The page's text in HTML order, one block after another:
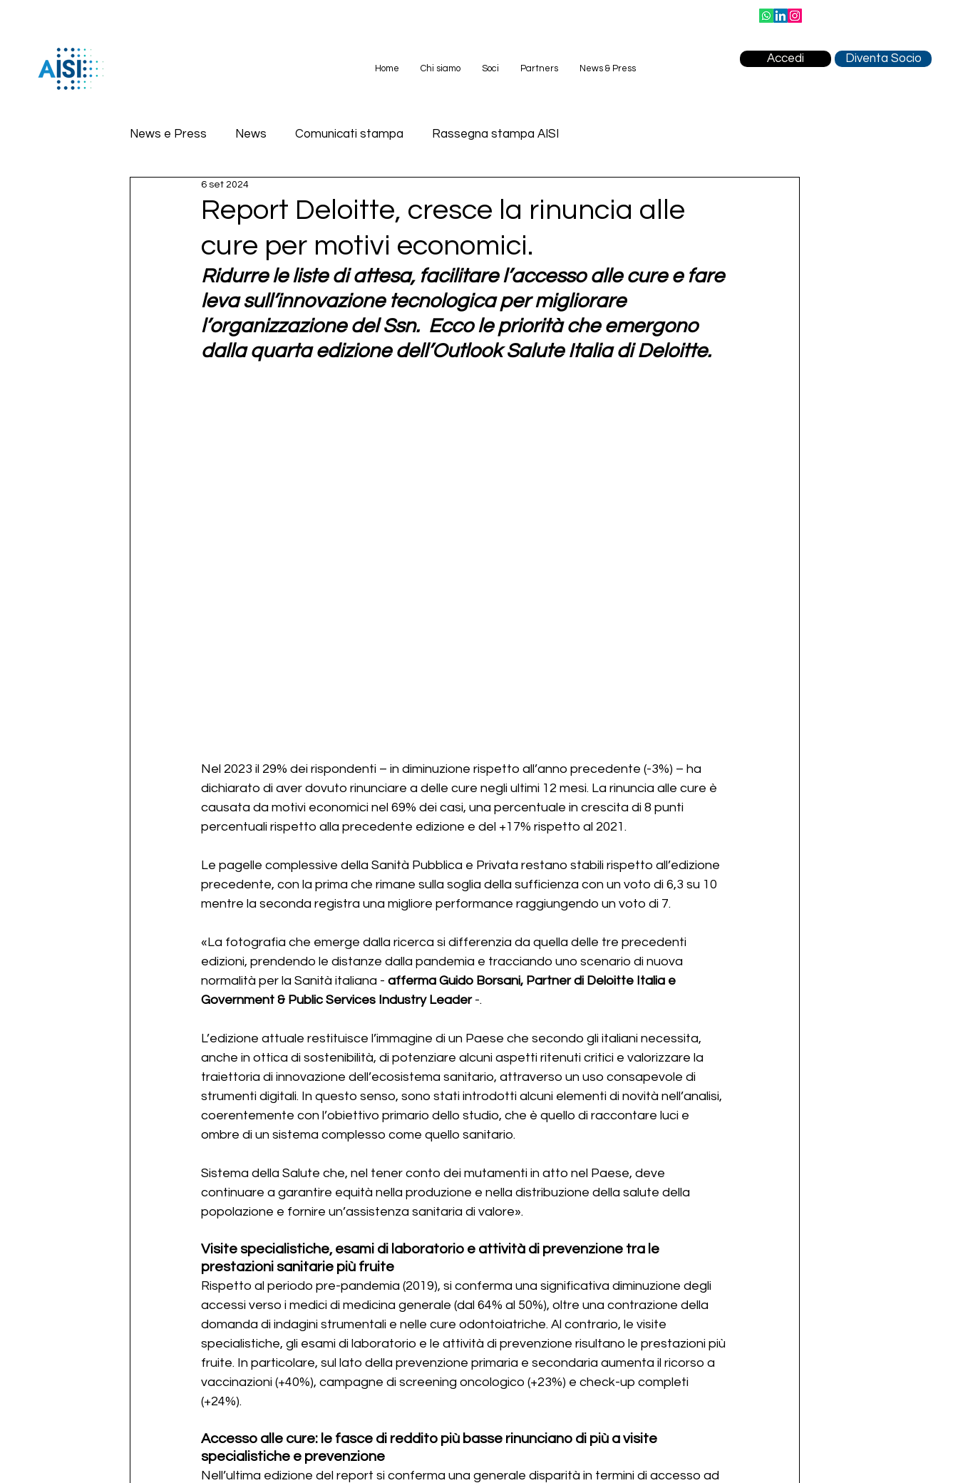
Home Chi siamo Soci Partners News & Press
Accedi Diventa Socio
News e Press News Comunicati stampa Rassegna stampa AISI
Report Deloitte, cresce la rinuncia alle
cure per motivi economici.
6 set 2024
Ridurre le liste di attesa, facilitare l’accesso alle cure e fare
leva sull’innovazione tecnologica per migliorare
l’organizzazione del Ssn.  Ecco le priorità che emergono
dalla quarta edizione dell’Outlook Salute Italia di Deloitte.
Nel 2023 il 29% dei rispondenti – in diminuzione rispetto all’anno precedente (-3%) – ha
dichiarato di aver dovuto rinunciare a delle cure negli ultimi 12 mesi. La rinuncia alle cure è
causata da motivi economici nel 69% dei casi, una percentuale in crescita di 8 punti
percentuali rispetto alla precedente edizione e del +17% rispetto al 2021.
Le pagelle complessive della Sanità Pubblica e Privata restano stabili rispetto all’edizione
precedente, con la prima che rimane sulla soglia della sufficienza con un voto di 6,3 su 10
mentre la seconda registra una migliore performance raggiungendo un voto di 7.
«La fotografia che emerge dalla ricerca si differenzia da quella delle tre precedenti
edizioni, prendendo le distanze dalla pandemia e tracciando uno scenario di nuova
normalità per la Sanità italiana - afferma Guido Borsani, Partner di Deloitte Italia e
Government & Public Services Industry Leader -.
L’edizione attuale restituisce l’immagine di un Paese che secondo gli italiani necessita,
anche in ottica di sostenibilità, di potenziare alcuni aspetti ritenuti critici e valorizzare la
traiettoria di innovazione dell’ecosistema sanitario, attraverso un uso consapevole di
strumenti digitali. In questo senso, sono stati introdotti alcuni elementi di novità nell’analisi,
coerentemente con l’obiettivo primario dello studio, che è quello di raccontare luci e
ombre di un sistema complesso come quello sanitario.
Sistema della Salute che, nel tener conto dei mutamenti in atto nel Paese, deve
continuare a garantire equità nella produzione e nella distribuzione della salute della
popolazione e fornire un’assistenza sanitaria di valore».
Visite specialistiche, esami di laboratorio e attività di prevenzione tra le
prestazioni sanitarie più fruite
Rispetto al periodo pre-pandemia (2019), si conferma una significativa diminuzione degli
accessi verso i medici di medicina generale (dal 64% al 50%), oltre una contrazione della
domanda di indagini strumentali e nelle cure odontoiatriche. Al contrario, le visite
specialistiche, gli esami di laboratorio e le attività di prevenzione risultano le prestazioni più
fruite. In particolare, sul lato della prevenzione primaria e secondaria aumenta il ricorso a
vaccinazioni (+40%), campagne di screening oncologico (+23%) e check-up completi
(+24%).
Accesso alle cure: le fasce di reddito più basse rinunciano di più a visite
specialistiche e prevenzione
Nell’ultima edizione del report si conferma una generale disparità in termini di accesso ad